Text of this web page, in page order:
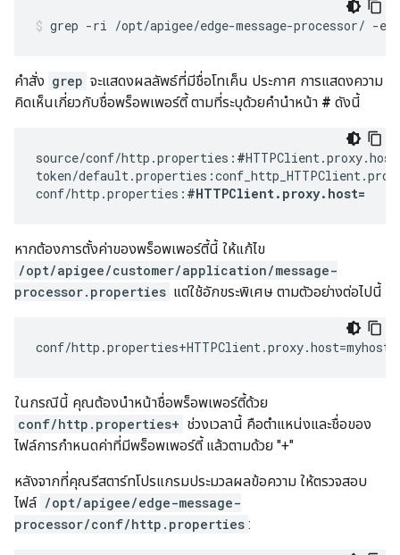
grep -ri /opt/apigee/edge-message-processor/ -e
คำสั่ง grep จะแสดงผลลัพธ์ที่มีชื่อโทเค็น ประกาศ การแสดงความ
คิดเห็นเกี่ยวกับชื่อพร็อพเพอร์ตี้ ตามที่ระบุด้วยคำนำหน้า # ดังนี้
source/conf/http.properties: #
token/
conf/http.properties: #HTTPClient.proxy.host=
หากต้องการตั้งค่าของพร็อพเพอร์ตี้นี้ ให้แก้ไข
/opt/apigee/customer/application/message-
processor.properties แต่ใช้อักขระพิเศษ ตามตัวอย่างต่อไปนี้
conf/
ในกรณีนี้ คุณต้องนำหน้าชื่อพร็อพเพอร์ตี้ด้วย
conf/http.properties+ ช่วงเวลานี้ คือตำแหน่งและชื่อของ
ไฟล์การกำหนดค่าที่มีพร็อพเพอร์ตี้ แล้วตามด้วย "+"
หลังจากที่คุณรีสตาร์ทโปรแกรมประมวลผลข้อความ ให้ตรวจสอบ
ไฟล์ /opt/apigee/edge-message-
processor/conf/http.properties :